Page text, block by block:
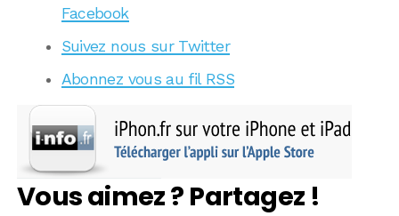
Facebook
Suivez nous sur Twitter
Abonnez vous au fil RSS
Vous aimez ? Partagez !